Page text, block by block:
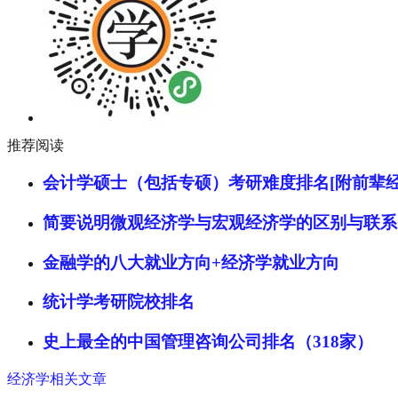
推荐阅读
会计学硕士（包括专硕）考研难度排名[附前辈
简要说明微观经济学与宏观经济学的区别与联系
金融学的八大就业方向+经济学就业方向
统计学考研院校排名
史上最全的中国管理咨询公司排名（318家）
经济学相关文章